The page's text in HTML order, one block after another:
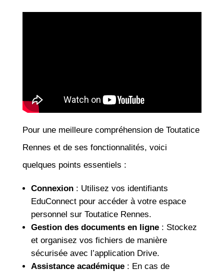
Pour une meilleure compréhension de Toutatice
Rennes et de ses fonctionnalités, voici
quelques points essentiels :
Connexion: Utilisez vos identifiants
EduConnect pour accéder à votre espace
personnel sur Toutatice Rennes.
Gestion des documents en ligne: Stockez
et organisez vos fichiers de manière
sécurisée avec l’application Drive.
Assistance académique: En cas de